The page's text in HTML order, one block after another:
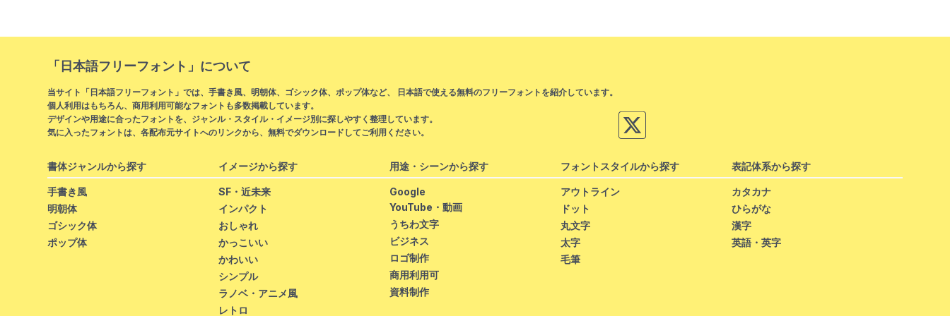
「日本語フリーフォント」について
当サイト「日本語フリーフォント」では、手書き風、明朝体、ゴシック体、ポップ体など、 日本語で使える無料のフリーフォントを紹介しています。
個人利用はもちろん、商用利用可能なフォントも多数掲載しています。
デザインや用途に合ったフォントを、ジャンル・スタイル・イメージ別に探しやすく整理しています。
気に入ったフォントは、各配布元サイトへのリンクから、無料でダウンロードしてご利用ください。
書体ジャンルから探す
手書き風
明朝体
ゴシック体
ポップ体
イメージから探す
SF・近未来
インパクト
おしゃれ
かっこいい
かわいい
シンプル
ラノベ・アニメ風
レトロ
用途・シーンから探す
Google
YouTube・動画
うちわ文字
ビジネス
ロゴ制作
商用利用可
資料制作
フォントスタイルから探す
アウトライン
ドット
丸文字
太字
毛筆
表記体系から探す
カタカナ
ひらがな
漢字
英語・英字